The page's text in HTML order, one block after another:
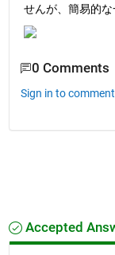
せんが、簡易的な
0 Comments
Sign in to
Accepted